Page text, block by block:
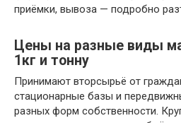
приёмки, вывоза — подробно
Цены на разные виды
1кг и тонну
Принимают вторсырьё от
стационарные базы и
разных форм собственности.